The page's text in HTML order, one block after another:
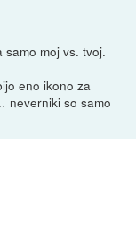
moj vs. tvoj.
eno ikono za
neverniki so samo